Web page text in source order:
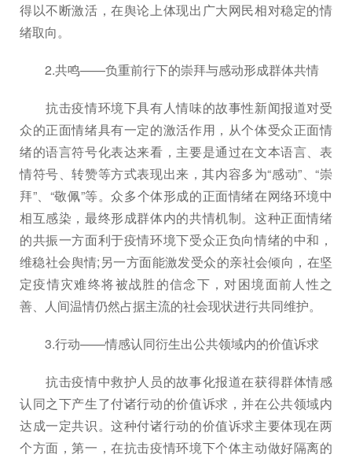
得以不断激活，在舆论上体现出广大网民相对稳定的情
绪取向。
2.共鸣——负重前行下的崇拜与感动形成群体共情
抗击疫情环境下具有人情味的故事性新闻报道对受
众的正面情绪具有一定的激活作用，从个体受众正面情
绪的语言符号化表达来看，主要是通过在文本语言、表
情符号、转赞等方式表现出来，其内容多为“感动”、“崇
拜”、“敬佩”等。众多个体形成的正面情绪在网络环境中
相互感染，最终形成群体内的共情机制。这种正面情绪
的共振一方面利于疫情环境下受众正负向情绪的中和，
维稳社会舆情;另一方面能激发受众的亲社会倾向，在坚
定疫情灾难终将被战胜的信念下，对困境面前人性之
善、人间温情仍然占据主流的社会现状进行共同维护。
3.行动——情感认同衍生出公共领域内的价值诉求
抗击疫情中救护人员的故事化报道在获得群体情感
认同之下产生了付诸行动的价值诉求，并在公共领域内
达成一定共识。这种付诸行动的价值诉求主要体现在两
个方面，第一，在抗击疫情环境下个体主动做好隔离的